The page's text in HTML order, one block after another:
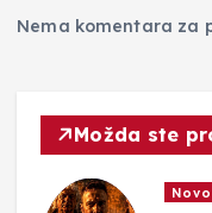
Nema komentara za
Možda ste